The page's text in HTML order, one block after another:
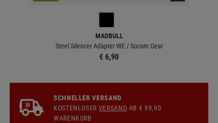
MADBULL
Steel Silencer Adapter WE / Socom Gear
€ 6,90
SCHNELLER VERSAND
KOSTENLOSER VERSAND AB € 99,90
WARENKORB